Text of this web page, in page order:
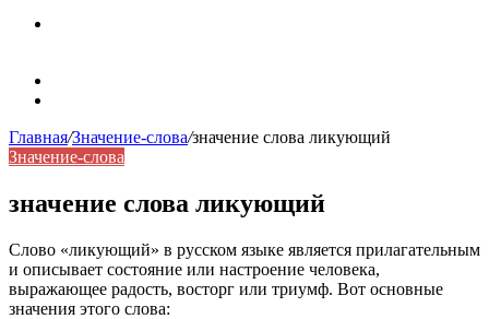
Главная/Значение-слова/значение слова ликующий
Значение-слова
значение слова ликующий
Слово «ликующий» в русском языке является прилагательным
и описывает состояние или настроение человека,
выражающее радость, восторг или триумф. Вот основные
значения этого слова: